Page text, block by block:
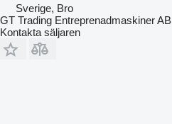
Sverige, Bro
GT Trading Entreprenadmaskiner AB
Kontakta säljaren